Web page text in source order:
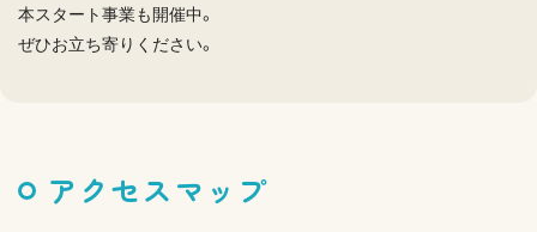
本スタート事業も開催中。
ぜひお立ち寄りください。
アクセスマップ